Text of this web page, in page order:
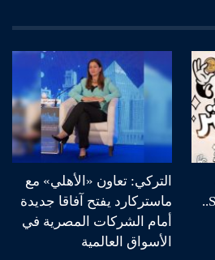
جديدة لعملاء حساب Start..
التركي: تعاون «الأهلي» مع
ماستركارد يفتح آفاقا جديدة
أمام الشركات المصرية في
الأسواق العالمية